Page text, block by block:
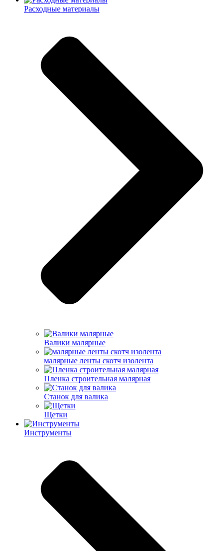
Расходные материалы
Валики малярные
малярные ленты скотч изолента
Пленка строительная малярная
Станок для валика
Щетки
Инструменты